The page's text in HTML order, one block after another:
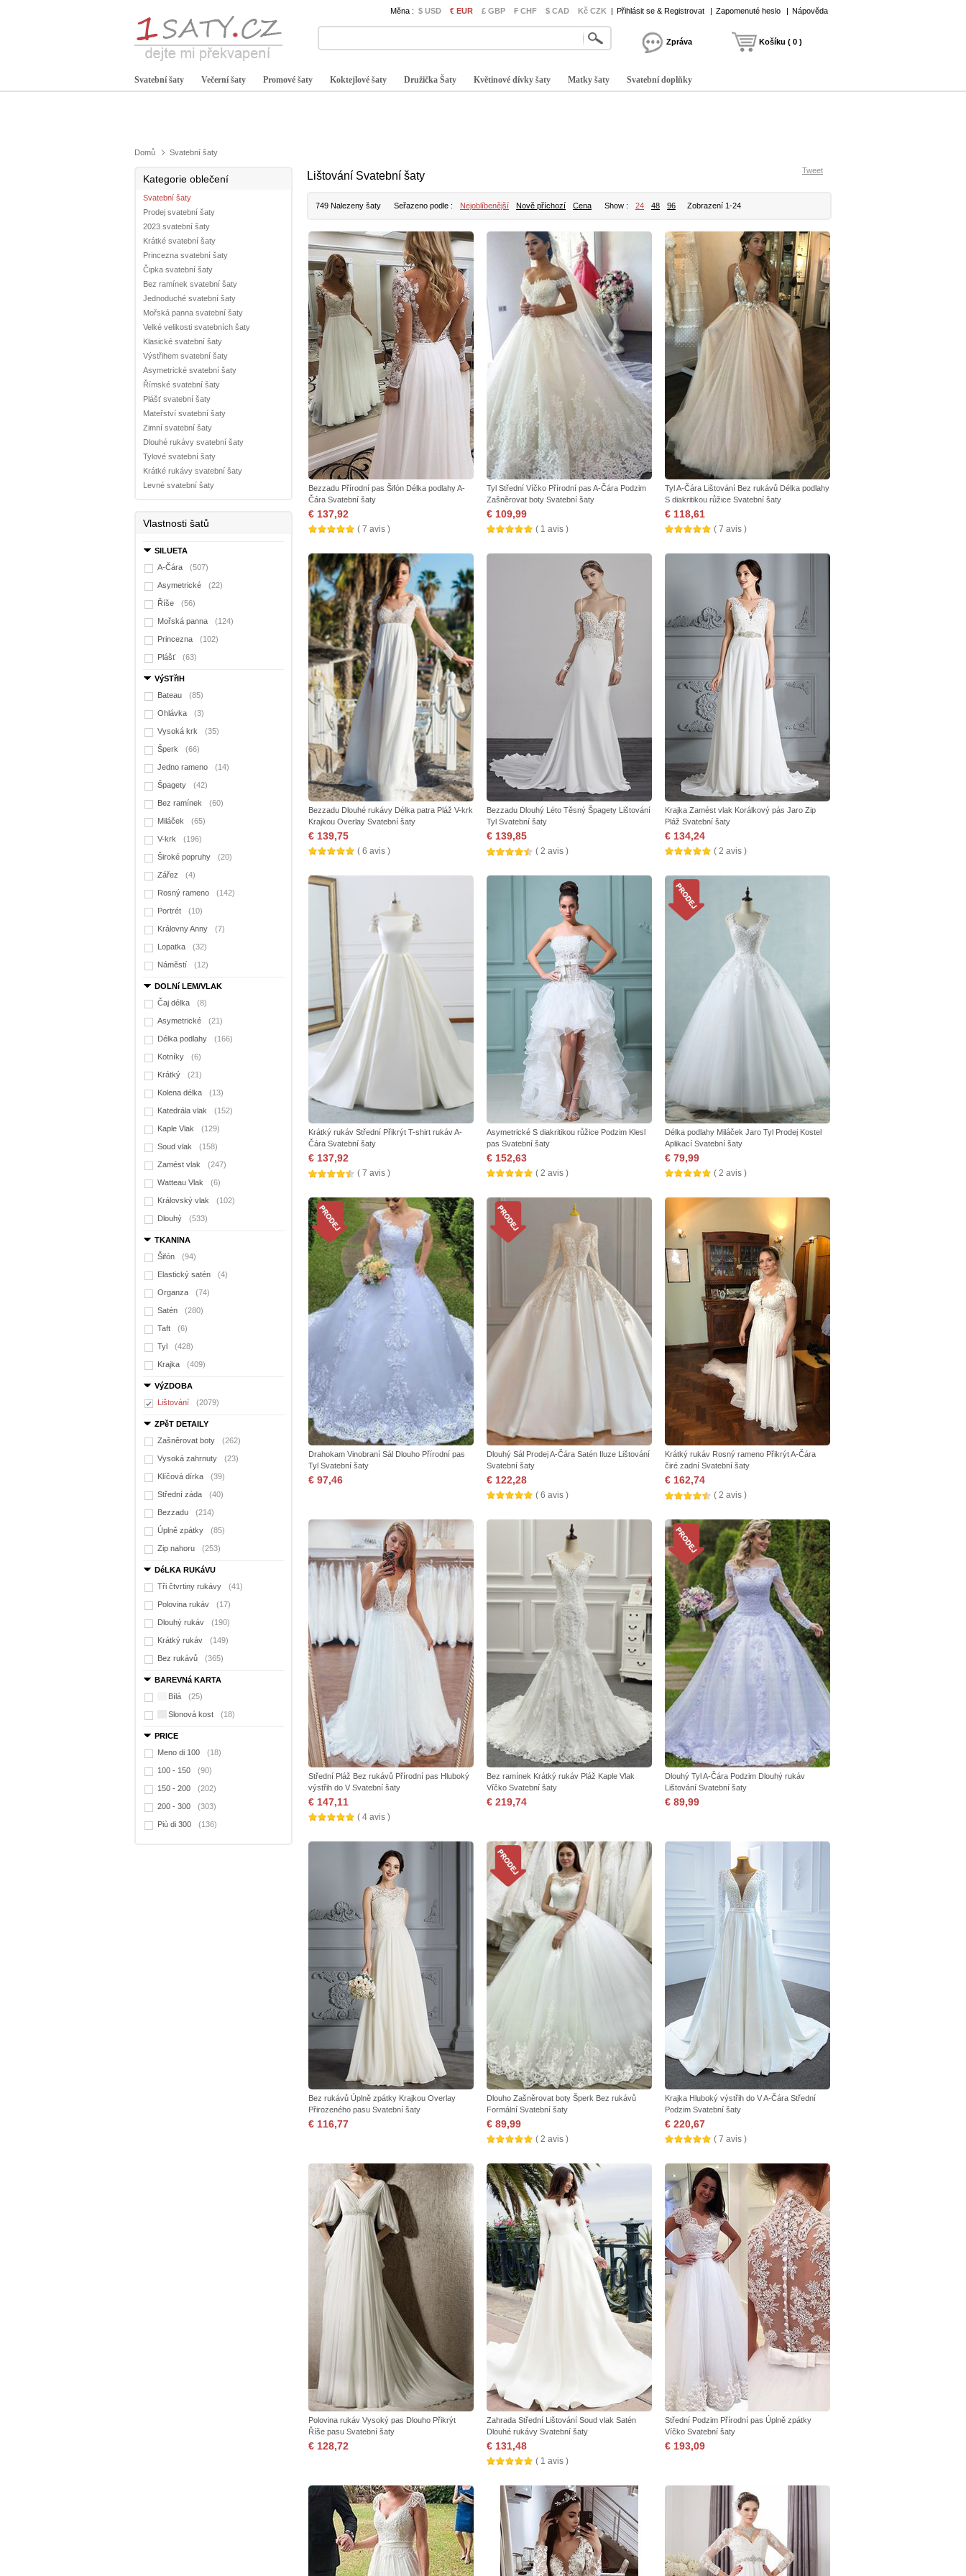
Měna : $ USD € EUR £ GBP ₣ CHF $ CAD Kč CZK | Přihlásit se & Registrovat | Zapomenuté heslo | Nápověda
Zpráva Košíku ( 0 )
Svatební šaty Večerní šaty Promové šaty Koktejlové šaty Družička Šaty Květinové dívky šaty Matky šaty Svatební doplňky
Domů Svatební šaty
Kategorie oblečení
Svatební šaty
Prodej svatební šaty
2023 svatební šaty
Krátké svatební šaty
Princezna svatební šaty
Čipka svatební šaty
Bez ramínek svatební šaty
Jednoduché svatební šaty
Mořská panna svatební šaty
Velké velikosti svatebních šaty
Klasické svatební šaty
Výstřihem svatební šaty
Asymetrické svatební šaty
Římské svatební šaty
Plášť svatební šaty
Mateřství svatební šaty
Zimní svatební šaty
Dlouhé rukávy svatební šaty
Tylové svatební šaty
Krátké rukávy svatební šaty
Levné svatební šaty
Vlastnosti šatů
SILUETA
A-Čára
(507)
Asymetrické (22)
Říše (56)
Mořská panna (124)
Princezna (102)
Plášť (63)
VýSTřIH
Bateau
(85)
Ohlávka (3)
Vysoká krk (35)
Šperk (66)
Jedno rameno (14)
Špagety (42)
Bez ramínek (60)
Miláček (65)
V-krk (196)
Široké popruhy (20)
Zářez (4)
Rosný rameno (142)
Portrét (10)
Královny Anny (7)
Lopatka (32)
Náměstí (12)
DOLNí LEM/VLAK
Čaj délka
(8)
Asymetrické (21)
Délka podlahy (166)
Kotníky (6)
Krátký (21)
Kolena délka (13)
Katedrála vlak (152)
Kaple Vlak (129)
Soud vlak (158)
Zamést vlak (247)
Watteau Vlak (6)
Královský vlak (102)
Dlouhý (533)
TKANINA
Šifón
(94)
Elastický satén (4)
Organza (74)
Satén (280)
Taft (6)
Tyl (428)
Krajka (409)
VýZDOBA
Lištování
(2079)
ZPěT DETAILY
Zašněrovat boty
(262)
Vysoká zahrnuty (23)
Klíčová dírka (39)
Střední záda (40)
Bezzadu (214)
Úplně zpátky (85)
Zip nahoru (253)
DéLKA RUKáVU
Tři čtvrtiny rukávy
(41)
Polovina rukáv (17)
Dlouhý rukáv (190)
Krátký rukáv (149)
Bez rukávů (365)
BAREVNá KARTA
Bílá
(25)
Slonová kost (18)
PRICE
Meno di 100
(18)
100 - 150 (90)
150 - 200 (202)
200 - 300 (303)
Più di 300 (136)
Lištování Svatební šaty Tweet
749 Nalezeny šaty Seřazeno podle : Nejoblíbenější Nově příchozí Cena Show : 24 48 96 Zobrazení 1-24
Bezzadu Přírodní pas Šifón Délka podlahy A-
Čára Svatební šaty
€ 137,92
( 7 avis )
Tyl Střední Víčko Přírodní pas A-Čára Podzim
Zašněrovat boty Svatební šaty
€ 109,99
( 1 avis )
Tyl A-Čára Lištování Bez rukávů Délka podlahy
S diakritikou růžice Svatební šaty
€ 118,61
( 7 avis )
Bezzadu Dlouhé rukávy Délka patra Pláž V-krk
Krajkou Overlay Svatební šaty
€ 139,75
( 6 avis )
Bezzadu Dlouhý Léto Těsný Špagety Lištování
Tyl Svatební šaty
€ 139,85
( 2 avis )
Krajka Zamést vlak Korálkový pás Jaro Zip
Pláž Svatební šaty
€ 134,24
( 2 avis )
Krátký rukáv Střední Přikrýt T-shirt rukáv A-
Čára Svatební šaty
€ 137,92
( 7 avis )
Asymetrické S diakritikou růžice Podzim Klesl
pas Svatební šaty
€ 152,63
( 2 avis )
Délka podlahy Miláček Jaro Tyl Prodej Kostel
Aplikací Svatební šaty
€ 79,99
( 2 avis )
Drahokam Vinobraní Sál Dlouho Přírodní pas
Tyl Svatební šaty
€ 97,46
Dlouhý Sál Prodej A-Čára Satén Iluze Lištování
Svatební šaty
€ 122,28
( 6 avis )
Krátký rukáv Rosný rameno Přikrýt A-Čára
čiré zadní Svatební šaty
€ 162,74
( 2 avis )
Střední Pláž Bez rukávů Přírodní pas Hluboký
výstřih do V Svatební šaty
€ 147,11
( 4 avis )
Bez ramínek Krátký rukáv Pláž Kaple Vlak
Víčko Svatební šaty
€ 219,74
Dlouhý Tyl A-Čára Podzim Dlouhý rukáv
Lištování Svatební šaty
€ 89,99
Bez rukávů Úplně zpátky Krajkou Overlay
Přirozeného pasu Svatební šaty
€ 116,77
Dlouho Zašněrovat boty Šperk Bez rukávů
Formální Svatební šaty
€ 89,99
( 2 avis )
Krajka Hluboký výstřih do V A-Čára Střední
Podzim Svatební šaty
€ 220,67
( 7 avis )
Polovina rukáv Vysoký pas Dlouho Přikrýt
Říše pasu Svatební šaty
€ 128,72
Zahrada Střední Lištování Soud vlak Satén
Dlouhé rukávy Svatební šaty
€ 131,48
( 1 avis )
Střední Podzim Přírodní pas Úplně zpátky
Víčko Svatební šaty
€ 193,09